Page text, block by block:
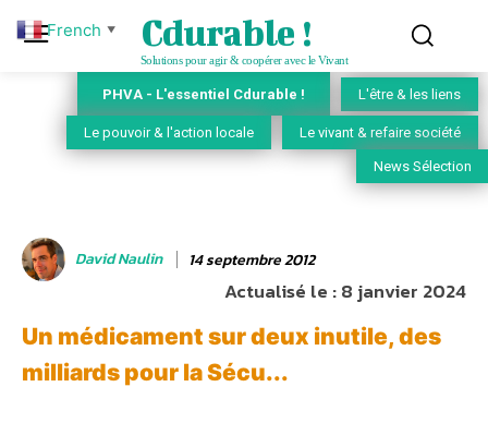
Cdurable !
Solutions pour agir & coopérer avec le Vivant
PHVA - L'essentiel Cdurable ! L'être & les liens
Le pouvoir & l'action locale Le vivant & refaire société
News Sélection
David Naulin 14 septembre 2012
Actualisé le :8 janvier 2024
Un médicament sur deux inutile, des
milliards pour la Sécu...
French ▼